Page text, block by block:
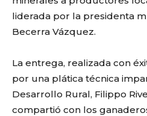
liderada por la presidenta
Becerra Vázquez.
La entrega, realizada con
por una plática técnica
Desarrollo Rural, Filippo
compartió con los